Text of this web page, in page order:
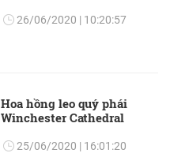
26/06/2020 | 10:20:57
Hoa hồng leo quý phái
Winchester Cathedral
25/06/2020 | 16:01:20